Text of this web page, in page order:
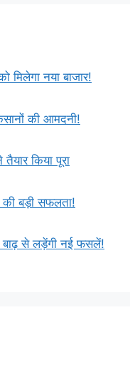
मिलेगा नया बाजार!
की आमदनी!
किया पूरा
की बड़ी सफलता!
बाढ़ से लड़ेंगी नई फसलें!